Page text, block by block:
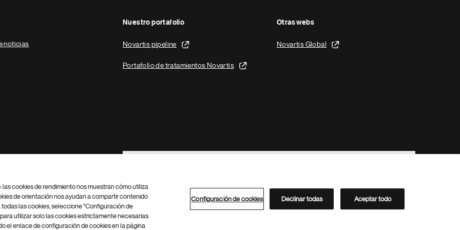
noticias
Nuestro portafolio
Novartis pipeline
Portafolio de tratamientos Novartis
Otras webs
Novartis Global
Footer Site Search
Configuración de cookies Mapa del sitio
Directorio de Novartis
cookies de rendimiento nos muestran cómo utiliza
de orientación nos ayudan a compartir contenido
las cookies, seleccione "Configuración de
utilizar solo las cookies estrictamente necesarias.
el enlace de configuración de cookies en la página
Configuración de cookies Declinar todas Aceptar todo